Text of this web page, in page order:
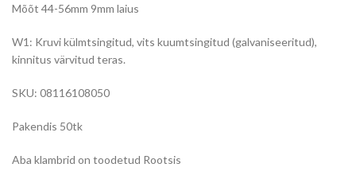
Mõõt 44-56mm 9mm laius
W1: Kruvi külmtsingitud, vits kuumtsingitud (galvaniseeritud),
kinnitus värvitud teras.
SKU: 08116108050
Pakendis 50tk
Aba klambrid on toodetud Rootsis